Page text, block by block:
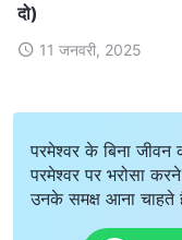
दो)
11 जनवरी, 2025
परमेश्वर के बिना
परमेश्वर पर भरोसा
उनके समक्ष आना चाहते